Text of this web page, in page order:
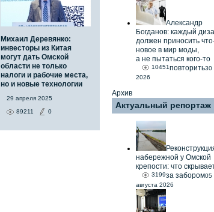
Михаил Деревянко:
инвесторы из Китая
могут дать Омской
области не только
налоги и рабочие места,
но и новые технологии
29 апреля 2025
89211
0
Александр
Богданов: каждый
должен приносить
новое в мир моды,
а не пытаться кого-то
повторить
10451
30
2026
Архив
Актуальный репортаж
набережной у Омской
крепости: что
за забором
3199
05
августа 2026